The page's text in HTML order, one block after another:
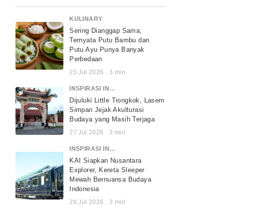
KULINARY
Sering Dianggap Sama,
Ternyata Putu Bambu dan
Putu Ayu Punya Banyak
Perbedaan
25 Jul 2026 . 3 min
INSPIRASI INDONESIA
Dijuluki Little Tiongkok, Lasem
Simpan Jejak Akulturasi
Budaya yang Masih Terjaga
27 Jul 2026 . 3 min
INSPIRASI INDONESIA
KAI Siapkan Nusantara
Explorer, Kereta Sleeper
Mewah Bernuansa Budaya
Indonesia
28 Jul 2026 . 3 min